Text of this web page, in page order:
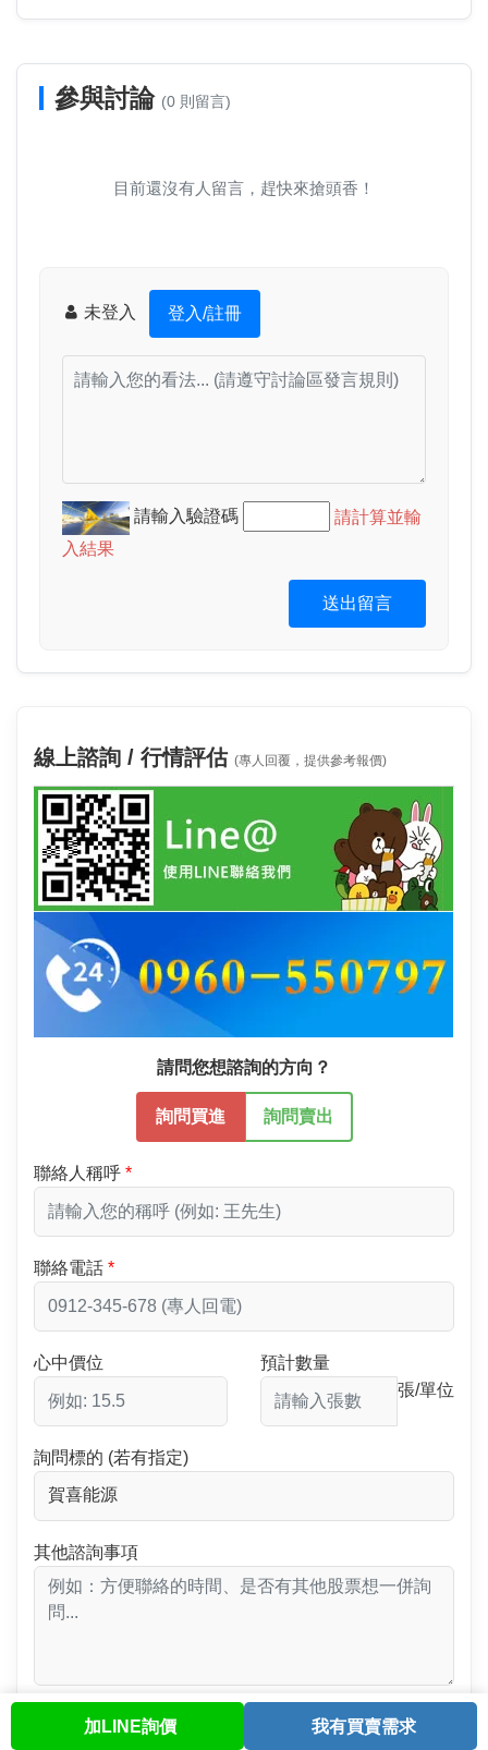
股票查詢 與我聯繫 會員中心
參與討論 (0 則留言)
目前還沒有人留言，趕快來搶頭香！
未登入 登入/註冊
請輸入驗證碼
請計算並輸
入結果
送出留言
線上諮詢 / 行情評估 (專人回覆，提供參考報價)
請問您想諮詢的方向？
詢問買進 詢問賣出
聯絡人稱呼
聯絡電話
心中價位
預計數量
張/單位
詢問標的 (若有指定)
其他諮詢事項
加LINE詢價 我有買賣需求